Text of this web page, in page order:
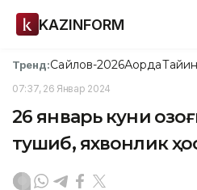
KAZINFORM
Тренд:Сайлов-2026Ақорда
07:37, 26 Январ 2024
26 январь куни
тушиб, яхвонлик